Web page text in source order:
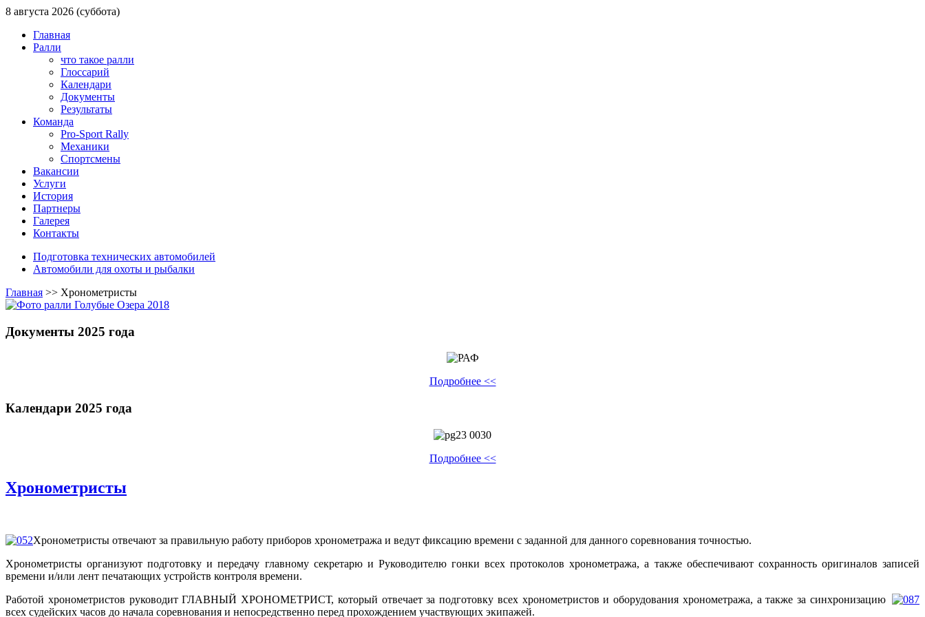
8 августа 2026 (суббота)
Главная
Ралли
что такое ралли
Глоссарий
Календари
Документы
Результаты
Команда
Pro-Sport Rally
Механики
Спортсмены
Вакансии
Услуги
История
Партнеры
Галерея
Контакты
Подготовка технических автомобилей
Автомобили для охоты и рыбалки
Главная >> Хронометристы
Документы 2025 года
Подробнее <<
Календари 2025 года
Подробнее <<
Хронометристы
Хронометристы отвечают за правильную работу приборов хронометража и ведут фиксацию времени с заданной для данного соревнования точностью.
Хронометристы организуют подготовку и передачу главному секретарю и Руководителю гонки всех протоколов хронометража, а также обеспечивают сохранность оригиналов записей
времени и/или лент печатающих устройств контроля времени.
Работой хронометристов руководит ГЛАВНЫЙ ХРОНОМЕТРИСТ, который отвечает за подготовку всех хронометристов и оборудования хронометража, а также за синхронизацию
всех судейских часов до начала соревнования и непосредственно перед прохождением участвующих экипажей.